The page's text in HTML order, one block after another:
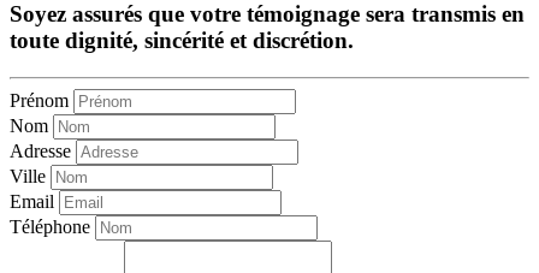
Soyez assurés que votre témoignage sera transmis en
toute dignité, sincérité et discrétion.
Prénom
Nom
Adresse
Ville
Email
Téléphone